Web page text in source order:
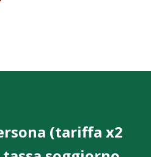
(tariffa x2